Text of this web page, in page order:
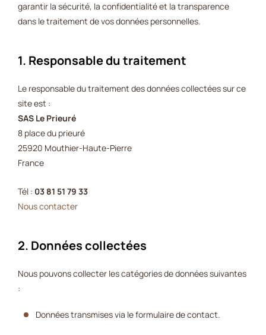
garantir la sécurité, la confidentialité et la transparence
dans le traitement de vos données personnelles.
1. Responsable du traitement
Le responsable du traitement des données collectées sur ce
site est :
SAS Le Prieuré
8 place du prieuré
25920 Mouthier-Haute-Pierre
France
Tél : 03 81 51 79 33
Nous contacter
2. Données collectées
Nous pouvons collecter les catégories de données suivantes
:
Données transmises via le formulaire de contact.